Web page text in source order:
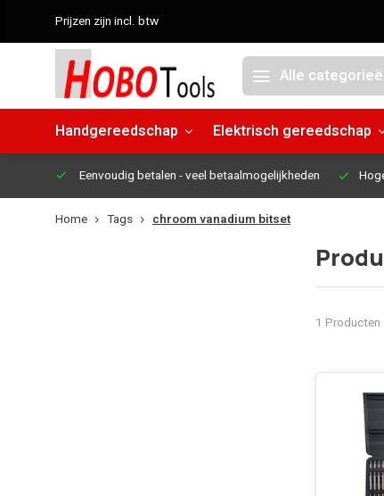
Prijzen zijn incl. btw
Alle
Handgereedschap Elektrisch gereedschap
Eenvoudig betalen - veel betaalmogelijkheden
Home Tags chroom vanadium bitset
1 Producten